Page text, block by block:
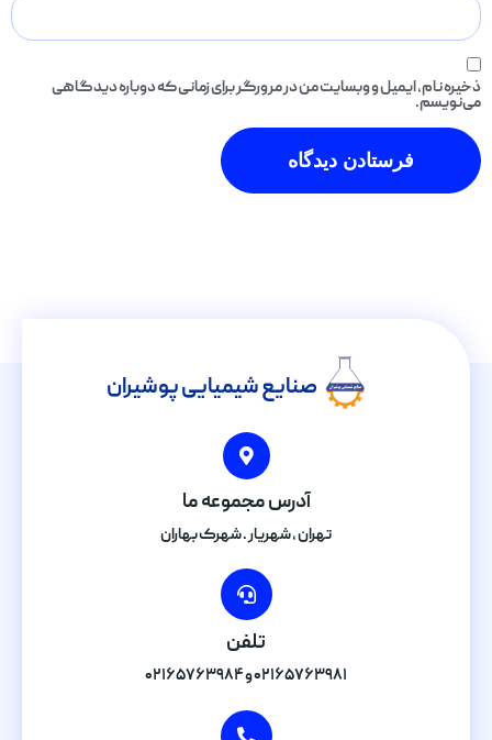
ذخیره نام، ایمیل و وبسایت من در مرورگر برای زمانی که دوباره دیدگاهی
می‌نویسم.
صنایع شیمیایی پوشیران
آدرس مجموعه ما
تهران , شهریار . شهرک بهاران
تلفن
۰۲۱۶۵۷۶۳۹۸۱ و ۰۲۱۶۵۷۶۳۹۸۴